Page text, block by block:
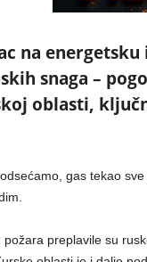
na
snaga –
oblasti,
gas tekao
preplavile su